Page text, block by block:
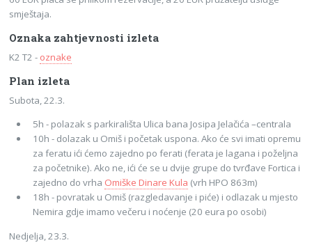
smještaja.
Oznaka zahtjevnosti izleta
K2 T2 - oznake
Plan izleta
Subota, 22.3.
5h - polazak s parkirališta Ulica bana Josipa Jelačića –centrala
10h - dolazak u Omiš i početak uspona. Ako će svi imati opremu
za feratu ići ćemo zajedno po ferati (ferata je lagana i poželjna
za početnike). Ako ne, ići će se u dvije grupe do tvrđave Fortica i
zajedno do vrha Omiške Dinare Kula (vrh HPO 863m)
18h - povratak u Omiš (razgledavanje i piće) i odlazak u mjesto
Nemira gdje imamo večeru i noćenje (20 eura po osobi)
Nedjelja, 23.3.